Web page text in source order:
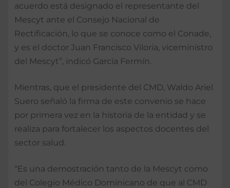
acuerdo está designado el representante del
Mescyt ante el Consejo Nacional de
Rectificación, lo que se conoce como el Conade,
y es el doctor Juan Francisco Viloria, viceministro
del Mescyt”, indicó García Fermín.
Mientras, que el presidente del CMD, Waldo Ariel
Suero señaló la firma de este convenio se hace
por primera vez en la historia de la entidad y se
realiza para fortalecer los aspectos docentes del
sector salud.
“Es una demostración tanto de la Mescyt como
del Colegio Médico Dominicano de que al CMD